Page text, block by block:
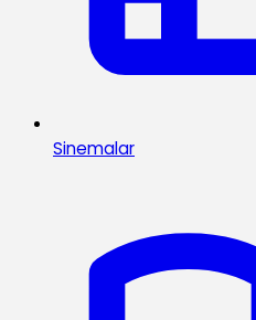
Sinemalar